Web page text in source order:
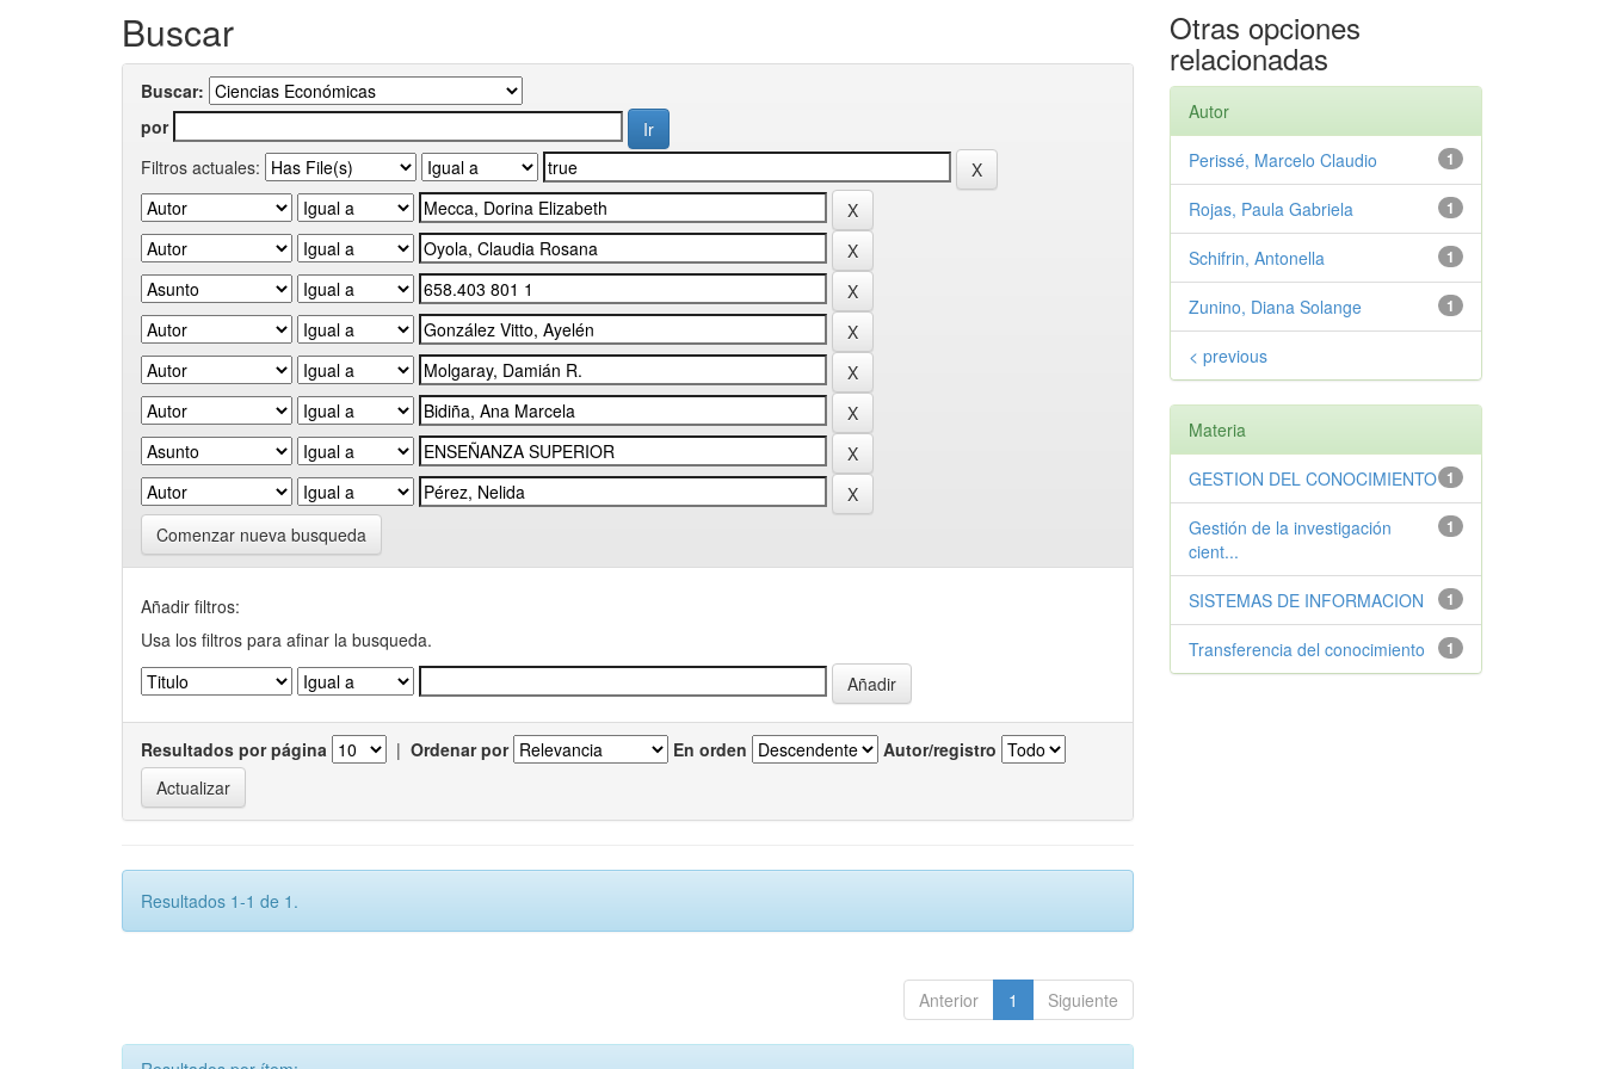
Buscar
Buscar:
por
Filtros actuales:
Comenzar nueva busqueda
Añadir filtros:
Usa los filtros para afinar la busqueda.
Resultados por página | Ordenar por En orden Autor/registro
Resultados 1-1 de 1.
Anterior 1 Siguiente
Otras opciones
relacionadas
Autor
1
Perissé, Marcelo Claudio
1
Rojas, Paula Gabriela
1
Schifrin, Antonella
1
Zunino, Diana Solange
< previous
Materia
1
GESTION DEL CONOCIMIENTO
1
Gestión de la investigación
cient...
1
SISTEMAS DE INFORMACION
1
Transferencia del conocimiento